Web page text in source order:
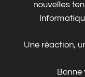
nouvelles
Une réaction,
Bonne